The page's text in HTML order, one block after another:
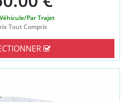
Par Trajet
Tout Compris